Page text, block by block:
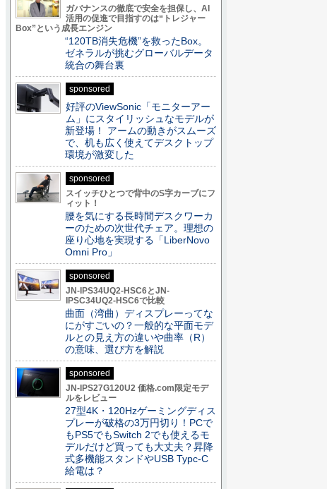
ガバナンスの徹底で安全を担保し、AI
活用の促進で目指すのは“トレジャー
Box”という成長エンジン
“120TB消失危機”を救ったBox。
ゼネラルが挑むグローバルデータ
統合の舞台裏
sponsored
好評のViewSonic「モニターアー
ム」にスタイリッシュなモデルが
新登場！ アームの動きがスムーズ
で、机も広く使えてデスクトップ
環境が激変した
sponsored
スイッチひとつで背中のS字カーブにフ
ィット！
腰を気にする長時間デスクワーカ
ーのための次世代チェア。理想の
座り心地を実現する「LiberNovo
Omni Pro」
sponsored
JN-IPS34UQ2-HSC6とJN-
IPSC34UQ2-HSC6で比較
曲面（湾曲）ディスプレーってな
にがすごいの？一般的な平面モデ
ルとの見え方の違いや曲率（R）
の意味、選び方を解説
sponsored
JN-IPS27G120U2 価格.com限定モデ
ルをレビュー
27型4K・120Hzゲーミングディス
プレーが破格の3万円切り！PCで
もPS5でもSwitch 2でも使えるモ
デルだけど買っても大丈夫？昇降
式多機能スタンドやUSB Typc-C
給電は？